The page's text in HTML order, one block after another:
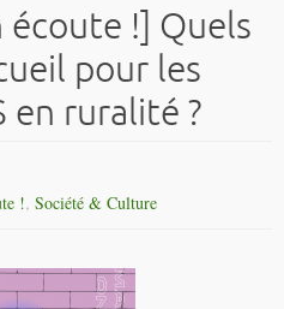
!] Quels
pour les
en ruralité ?
!,Société & Culture